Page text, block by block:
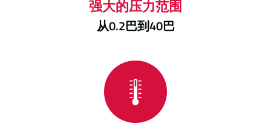
强大的压力范围
从0.2巴到40巴